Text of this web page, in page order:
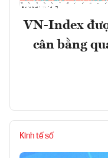
VN-Index
cân bằng
Kinh tế số